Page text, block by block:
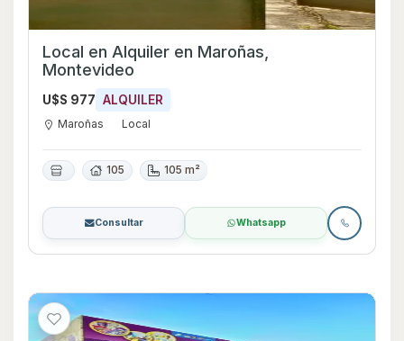
Local en Alquiler en Maroñas,
Montevideo
U$S 977 ALQUILER
Maroñas Local
105 105 m²
Consultar Whatsapp